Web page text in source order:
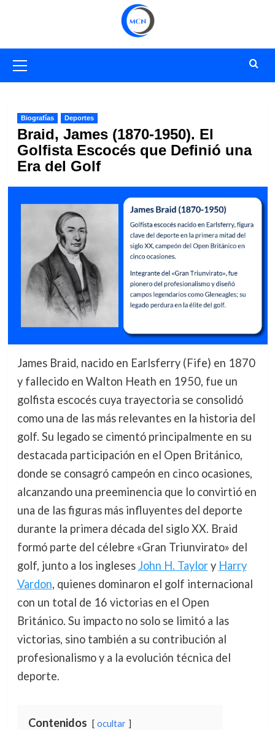
primario
Biografías Deportes
Braid, James (1870-1950). El
Golfista Escocés que Definió una
Era del Golf
James Braid, nacido en Earlsferry (Fife) en 1870
y fallecido en Walton Heath en 1950, fue un
golfista escocés cuya trayectoria se consolidó
como una de las más relevantes en la historia del
golf. Su legado se cimentó principalmente en su
destacada participación en el Open Británico,
donde se consagró campeón en cinco ocasiones,
alcanzando una preeminencia que lo convirtió en
una de las figuras más influyentes del deporte
durante la primera década del siglo XX. Braid
formó parte del célebre «Gran Triunvirato» del
golf, junto a los ingleses John H. Taylory Harry
Vardon, quienes dominaron el golf internacional
con un total de 16 victorias en el Open
Británico. Su impacto no solo se limitó a las
victorias, sino también a su contribución al
profesionalismo y a la evolución técnica del
deporte.
Contenidos ocultar